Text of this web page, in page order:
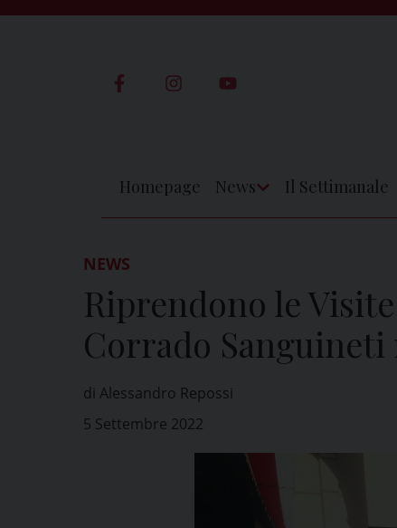
Homepage News Il Settimanale
NEWS
Riprendono le
Corrado Sanguineti
di Alessandro Repossi
5 Settembre 2022